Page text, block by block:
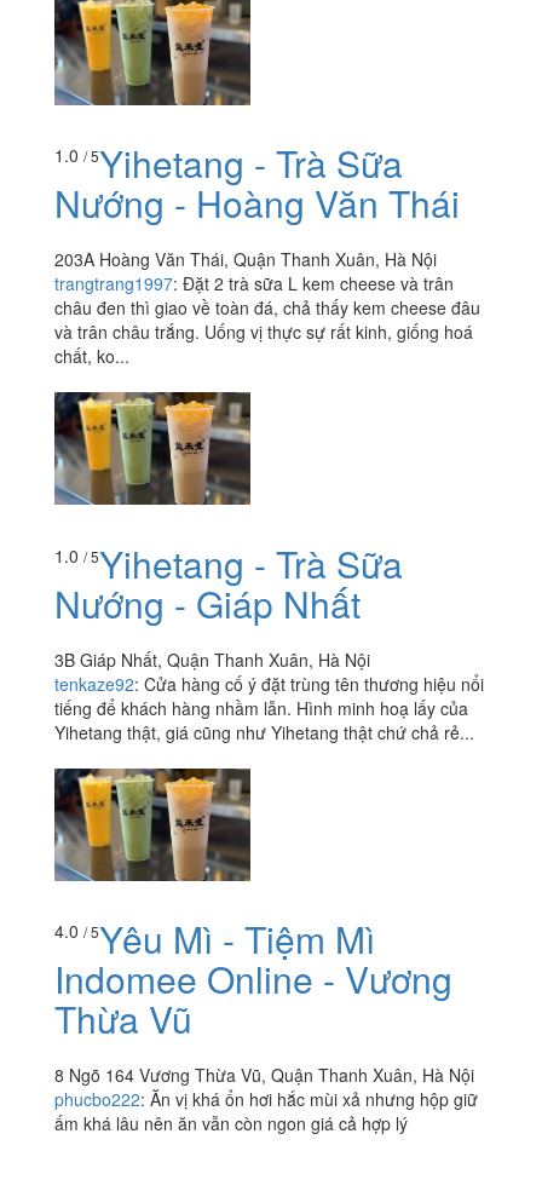
1.0 / 5Yihetang - Trà Sữa
Nướng - Hoàng Văn Thái
203A Hoàng Văn Thái, Quận Thanh Xuân, Hà Nội
trangtrang1997: Đặt 2 trà sữa L kem cheese và trân
châu đen thì giao về toàn đá, chả thấy kem cheese đâu
và trân châu trắng. Uống vị thực sự rất kinh, giống hoá
chất, ko...
1.0 / 5Yihetang - Trà Sữa
Nướng - Giáp Nhất
3B Giáp Nhất, Quận Thanh Xuân, Hà Nội
tenkaze92: Cửa hàng cố ý đặt trùng tên thương hiệu nổi
tiếng để khách hàng nhầm lẫn. Hình minh hoạ lấy của
Yihetang thật, giá cũng như Yihetang thật chứ chả rẻ...
4.0 / 5Yêu Mì - Tiệm Mì
Indomee Online - Vương
Thừa Vũ
8 Ngõ 164 Vương Thừa Vũ, Quận Thanh Xuân, Hà Nội
phucbo222: Ăn vị khá ổn hơi hắc mùi xả nhưng hộp giữ
ấm khá lâu nên ăn vẫn còn ngon giá cả hợp lý